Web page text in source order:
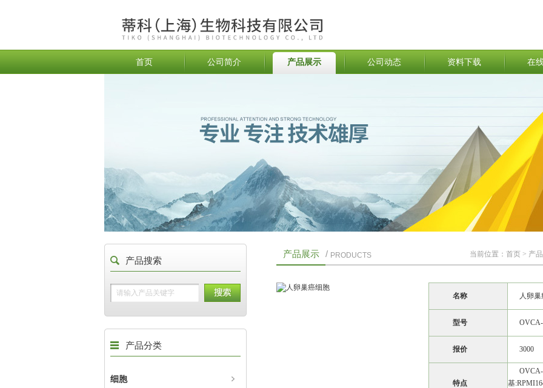
首页 公司简介 产品展示 公司动态 资料下载 在
产品搜索
产品分类
细胞
产品展示 / PRODUCTS 当前位置： 首页 > 产
名称 人卵
型号
报价 3000
特点
基